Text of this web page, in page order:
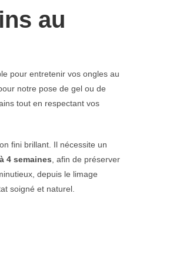
au
pour entretenir vos ongles au
notre pose de gel ou de
tout en respectant vos
fini brillant. Il nécessite un
4 semaines , afin de préserver
depuis le limage
soigné et naturel.